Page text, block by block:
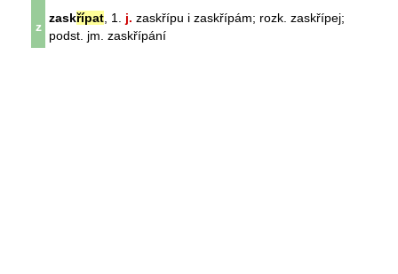
z
zaskřípat , 1. j. zaskřípu i zaskřípám; rozk. zaskřípej;
podst. jm. zaskřípání